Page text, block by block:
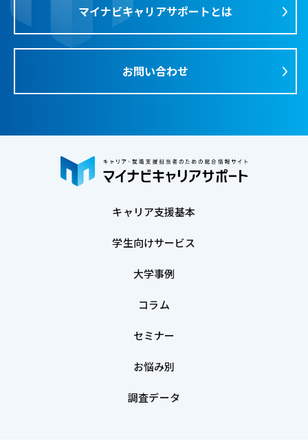
マイナビキャリアサポートとは
お問い合わせ
キャリア支援基本
学生向けサービス
大学事例
コラム
セミナー
お悩み別
調査データ